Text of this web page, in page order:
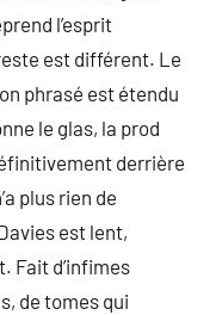
l’esprit
est différent. Le
phrasé est étendu
le glas, la prod
derrière
plus rien de
est lent,
Fait d’infimes
de tomes qui